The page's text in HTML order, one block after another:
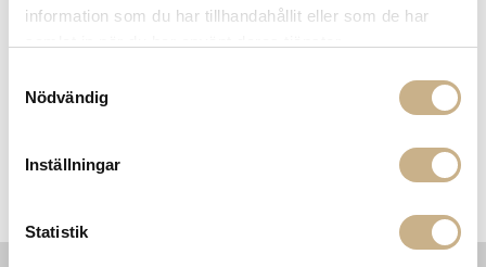
information som du har tillhandahållit eller som de har
Nödvändig
Inställningar
Statistik